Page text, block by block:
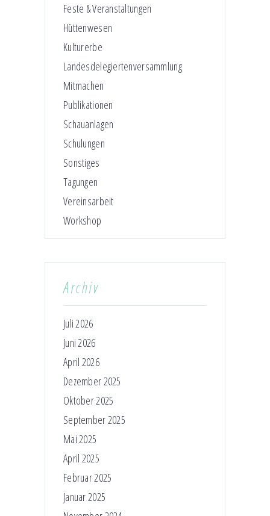
Feste & Veranstaltungen
Hüttenwesen
Kulturerbe
Landesdelegiertenversammlung
Mitmachen
Publikationen
Schauanlagen
Schulungen
Sonstiges
Tagungen
Vereinsarbeit
Workshop
Archiv
Juli 2026
Juni 2026
April 2026
Dezember 2025
Oktober 2025
September 2025
Mai 2025
April 2025
Februar 2025
Januar 2025